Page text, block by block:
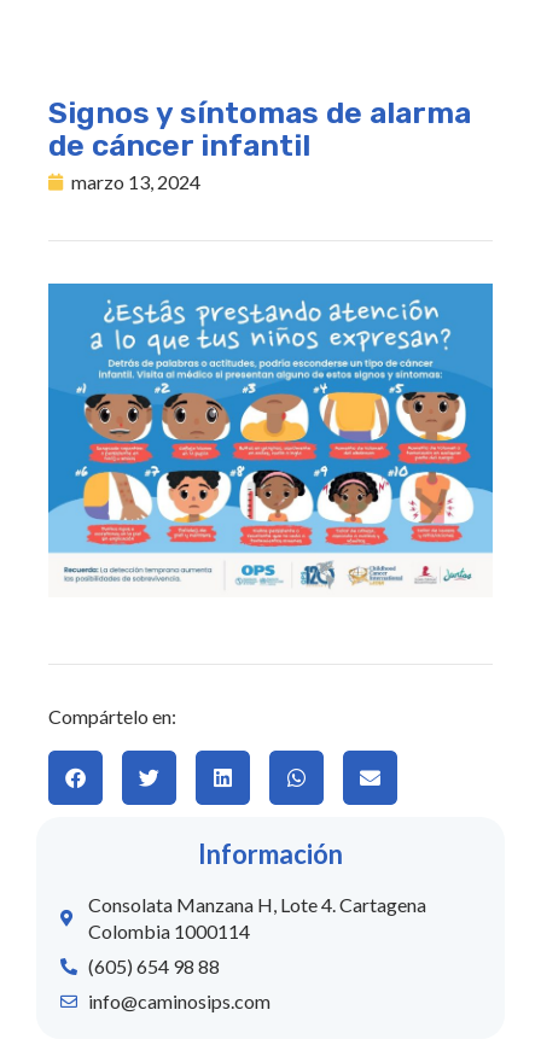
Signos y síntomas de alarma
de cáncer infantil
marzo 13, 2024
Compártelo en:
Información
Consolata Manzana H, Lote 4. Cartagena
Colombia 1000114
(605) 654 98 88
info@caminosips.com